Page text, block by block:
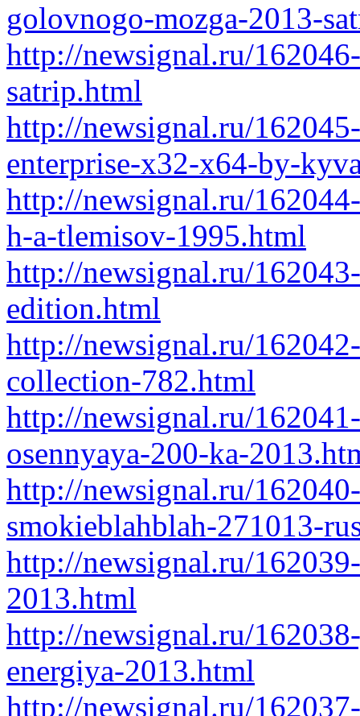
golovnogo-mozga-2013-
http://newsignal.ru/
satrip.html
http://newsignal.ru/
enterprise-x32-x64-by-
http://newsignal.ru/
h-a-tlemisov-1995.html
http://newsignal.ru/
edition.html
http://newsignal.ru/
collection-782.html
http://newsignal.ru/
osennyaya-200-ka-
http://newsignal.ru/
smokieblahblah-271013-
http://newsignal.ru/
2013.html
http://newsignal.ru/
energiya-2013.html
http://newsignal.ru/